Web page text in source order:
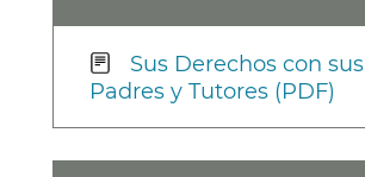
Sus Derechos con sus
Padres y Tutores (PDF)